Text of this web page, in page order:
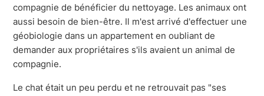
compagnie de bénéficier du nettoyage. Les animaux ont
aussi besoin de bien-être. Il m'est arrivé d'effectuer une
géobiologie dans un appartement en oubliant de
demander aux propriétaires s'ils avaient un animal de
compagnie.
Le chat était un peu perdu et ne retrouvait pas "ses